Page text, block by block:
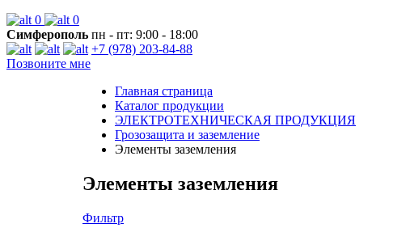
0
0
Симферополь пн - пт: 9:00 - 18:00
+7 (978) 203-84-88
Позвоните мне
Главная страница
Каталог продукции
ЭЛЕКТРОТЕХНИЧЕСКАЯ ПРОДУКЦИЯ
Грозозащита и заземление
Элементы заземления
Элементы заземления
Фильтр